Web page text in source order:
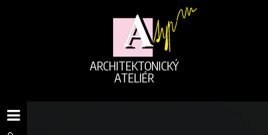
ARCHITEKTONICKÝ
ATELIÉR